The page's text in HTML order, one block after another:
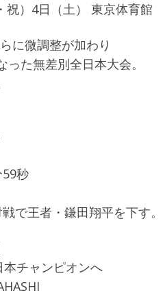
祝）4日（土） 東京体育館
に微調整が加わり
た無差別全日本大会。
秒
で王者・鎌田翔平を下す。
本チャンピオンへ